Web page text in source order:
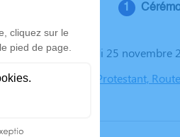
Le vendredi 25 novembre
Cimetière Protestant,